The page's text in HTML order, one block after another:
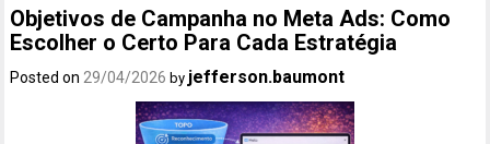
Objetivos de Campanha no Meta Ads: Como
Escolher o Certo Para Cada Estratégia
Posted on29/04/2026 by jefferson.baumont